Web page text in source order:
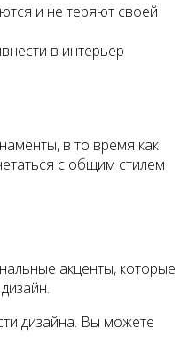
и не теряют своей
в интерьер
в то время как
с общим стилем
акценты, которые
дизайна. Вы можете